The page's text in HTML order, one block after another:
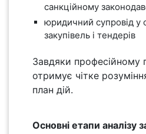
санкційному
юридичний супровід у
закупівель і тендерів
Завдяки професійному
отримує чітке
план дій.
Основні етапи аналізу